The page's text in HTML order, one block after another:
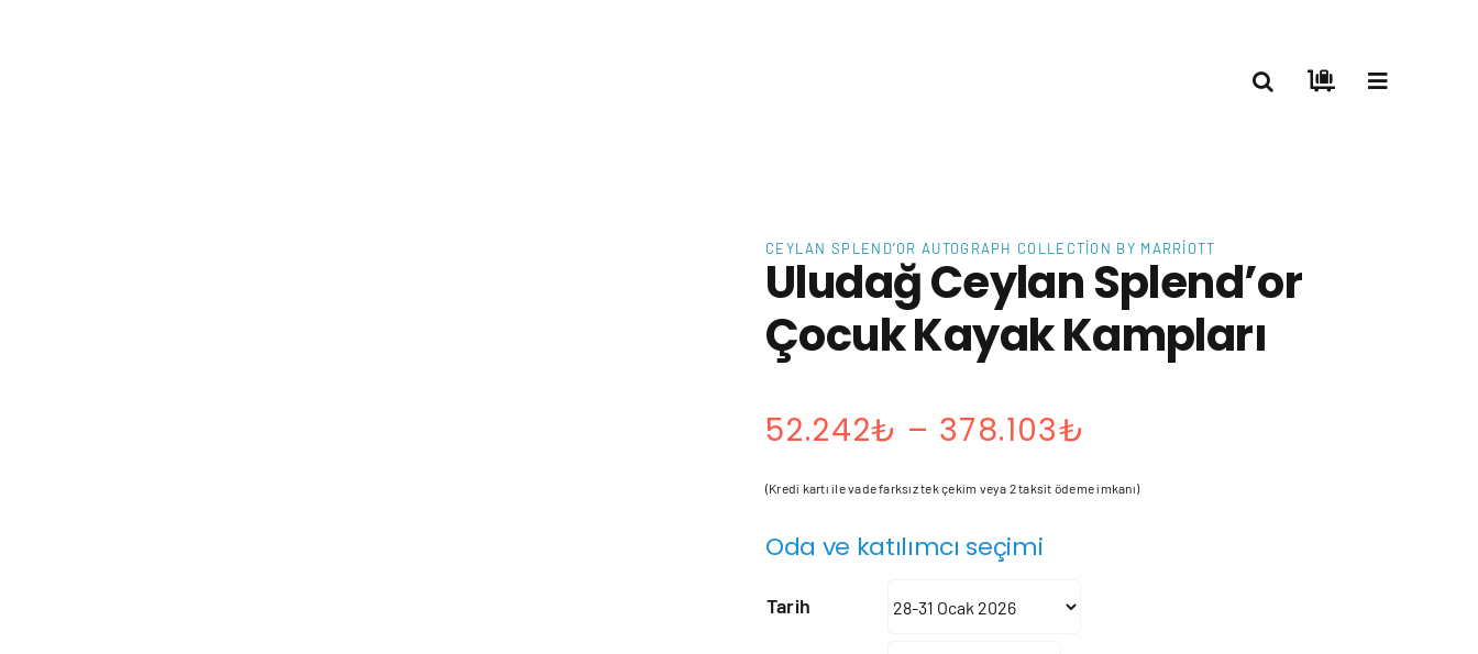
CEYLAN SPLEND’OR AUTOGRAPH COLLECTION BY MARRIOTT
Uludağ Ceylan Splend’or
Çocuk Kayak Kampları
52.242₺ – 378.103₺
aralığı:
(Kredi kartı ile vade farksız tek çekim veya 2 taksit ödeme imkanı)
Oda ve katılımcı seçimi
Tarih